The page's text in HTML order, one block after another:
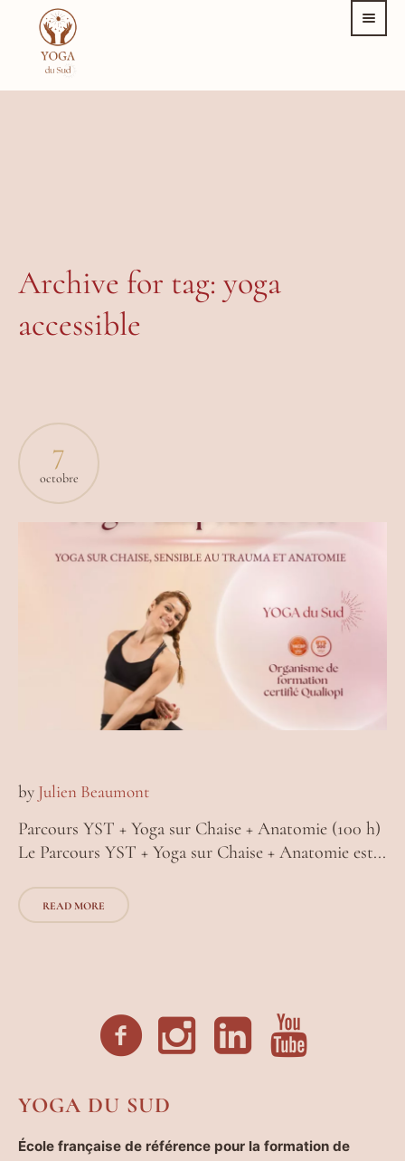
Archive for tag: yoga
accessible
7
octobre
by Julien Beaumont
Parcours YST + Yoga sur Chaise + Anatomie (100 h)
Le Parcours YST + Yoga sur Chaise + Anatomie est...
READ MORE
YOGA DU SUD
École française de référence pour la formation de